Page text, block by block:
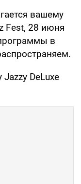
вашему
Fest, 28 июня
в
DeLuxe